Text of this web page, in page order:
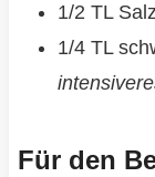
1/2 TL Salz
1/4 TL
Für den